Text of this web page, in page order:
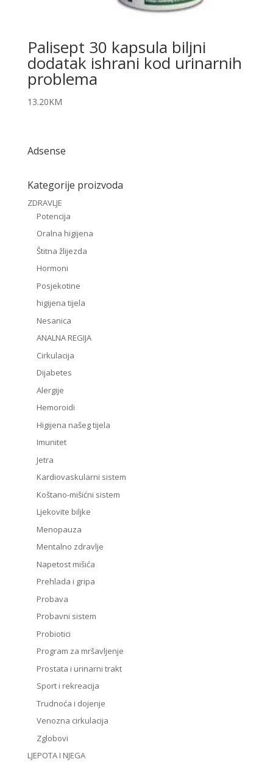
Palisept 30 kapsula biljni
dodatak ishrani kod urinarnih
problema
13.20KM
Adsense
Kategorije proizvoda
ZDRAVLJE
Potencija
Oralna higijena
Štitna žlijezda
Hormoni
Posjekotine
higijena tijela
Nesanica
ANALNA REGIJA
Cirkulacija
Dijabetes
Alergije
Hemoroidi
Higijena našeg tijela
Imunitet
Jetra
Kardiovaskularni sistem
Koštano-mišićni sistem
Ljekovite biljke
Menopauza
Mentalno zdravlje
Napetost mišića
Prehlada i gripa
Probava
Probavni sistem
Probiotici
Program za mršavljenje
Prostata i urinarni trakt
Sport i rekreacija
Trudnoća i dojenje
Venozna cirkulacija
Zglobovi
LJEPOTA I NJEGA